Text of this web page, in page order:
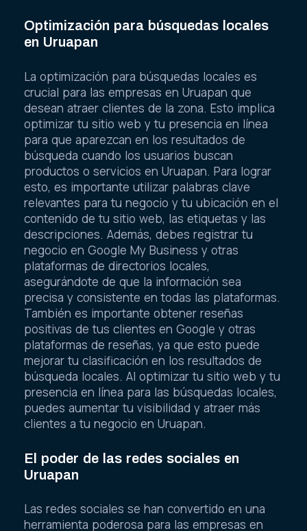
Optimización para búsquedas locales
en Uruapan
La optimización para búsquedas locales es
crucial para las empresas en Uruapan que
desean atraer clientes de la zona. Esto implica
optimizar tu sitio web y tu presencia en línea
para que aparezcan en los resultados de
búsqueda cuando los usuarios buscan
productos o servicios en Uruapan. Para lograr
esto, es importante utilizar palabras clave
relevantes para tu negocio y tu ubicación en el
contenido de tu sitio web, las etiquetas y las
descripciones. Además, debes registrar tu
negocio en Google My Business y otras
plataformas de directorios locales,
asegurándote de que la información sea
precisa y consistente en todas las plataformas.
También es importante obtener reseñas
positivas de tus clientes en Google y otras
plataformas de reseñas, ya que esto puede
mejorar tu clasificación en los resultados de
búsqueda locales. Al optimizar tu sitio web y tu
presencia en línea para las búsquedas locales,
puedes aumentar tu visibilidad y atraer más
clientes a tu negocio en Uruapan.
El poder de las redes sociales en
Uruapan
Las redes sociales se han convertido en una
herramienta poderosa para las empresas en